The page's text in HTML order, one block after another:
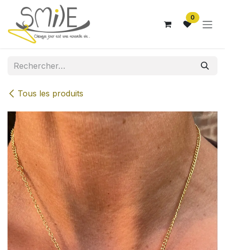
Se rendre au contenu
0
Tous les produits